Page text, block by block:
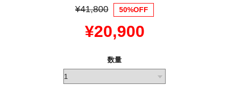
¥41,800 50%OFF
¥20,900
数量